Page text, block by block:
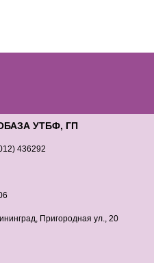
УТБФ, ГП
436292
Пригородная ул., 20